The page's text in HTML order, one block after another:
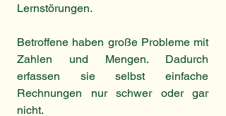
Lernstörungen.
Betroffene haben große Probleme mit
Zahlen und Mengen. Dadurch
erfassen sie selbst einfache
Rechnungen nur schwer oder gar
nicht.